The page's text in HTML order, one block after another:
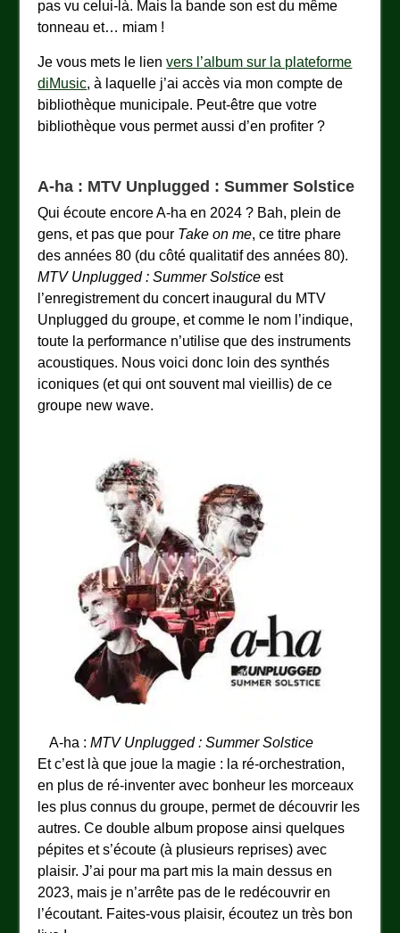
pas vu celui-là. Mais la bande son est du même
tonneau et… miam !
Je vous mets le lienvers l’album sur la plateforme
diMusic, à laquelle j’ai accès via mon compte de
bibliothèque municipale. Peut-être que votre
bibliothèque vous permet aussi d’en profiter ?
A-ha : MTV Unplugged : Summer Solstice
Qui écoute encore A-ha en 2024 ? Bah, plein de
gens, et pas que pour Take on me, ce titre phare
des années 80 (du côté qualitatif des années 80).
MTV Unplugged : Summer Solstice est
l’enregistrement du concert inaugural du MTV
Unplugged du groupe, et comme le nom l’indique,
toute la performance n’utilise que des instruments
acoustiques. Nous voici donc loin des synthés
iconiques (et qui ont souvent mal vieillis) de ce
groupe new wave.
A-ha : MTV Unplugged : Summer Solstice
Et c’est là que joue la magie : la ré-orchestration,
en plus de ré-inventer avec bonheur les morceaux
les plus connus du groupe, permet de découvrir les
autres. Ce double album propose ainsi quelques
pépites et s’écoute (à plusieurs reprises) avec
plaisir. J’ai pour ma part mis la main dessus en
2023, mais je n’arrête pas de le redécouvrir en
l’écoutant. Faites-vous plaisir, écoutez un très bon